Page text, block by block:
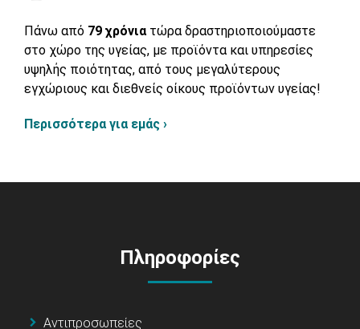
Πάνω από 79 χρόνια τώρα δραστηριοποιούμαστε
στο χώρο της υγείας, με προϊόντα και υπηρεσίες
υψηλής ποιότητας, από τους μεγαλύτερους
εγχώριους και διεθνείς οίκους προϊόντων υγείας!
Περισσότερα για εμάς ›
Πληροφορίες
Αντιπροσωπείες